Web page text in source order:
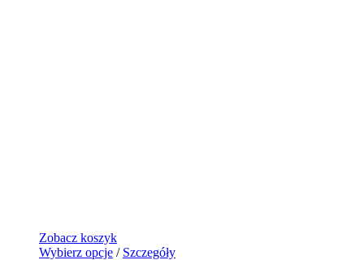
Zobacz koszyk
Wybierz opcje / Szczegóły